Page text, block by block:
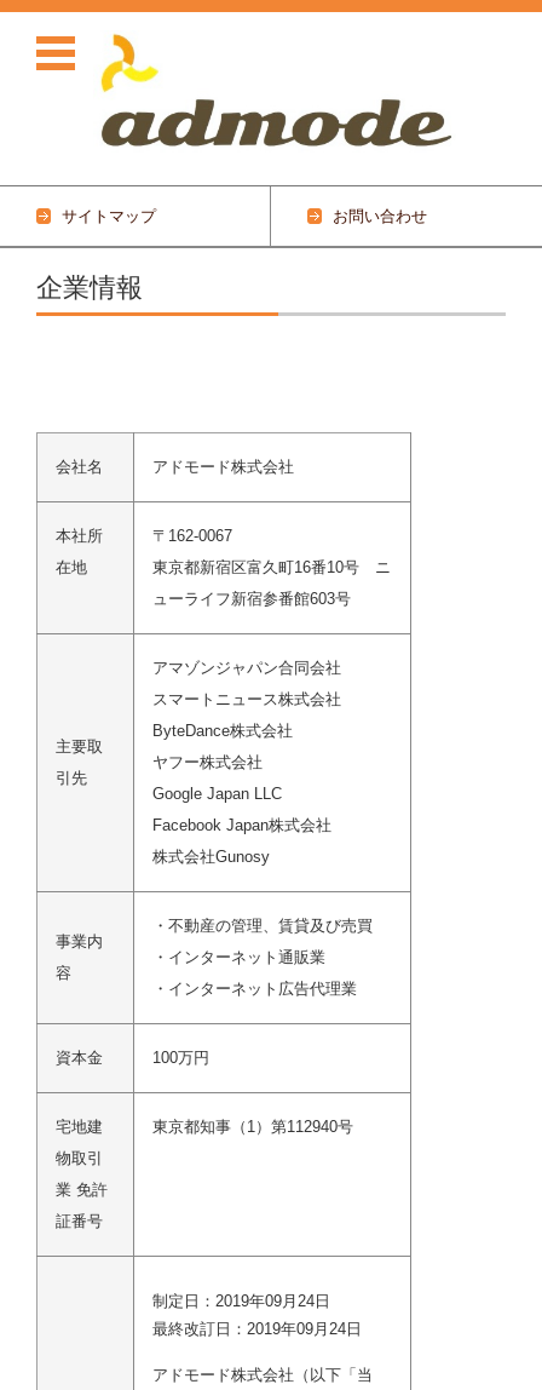
サイトマップ
お問い合わせ
コンテンツに移動
企業情報
会社名 アドモード株式会社
本社所
在地
〒162-0067
東京都新宿区富久町16番10号 ニ
ューライフ新宿参番館603号
主要取
引先
アマゾンジャパン合同会社
スマートニュース株式会社
ByteDance株式会社
ヤフー株式会社
Google Japan LLC
Facebook Japan株式会社
株式会社Gunosy
事業内
容
・不動産の管理、賃貸及び売買
・インターネット通販業
・インターネット広告代理業
資本金 100万円
宅地建
物取引
業 免許
証番号
東京都知事（1）第112940号
制定日：2019年09月24日
最終改訂日：2019年09月24日
アドモード株式会社（以下「当